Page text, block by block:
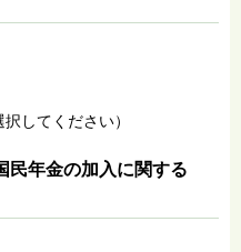
してください）
民年金の加入に関する